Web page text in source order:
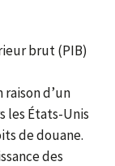
brut (PIB)
d’un
les États-Unis
de douane.
des